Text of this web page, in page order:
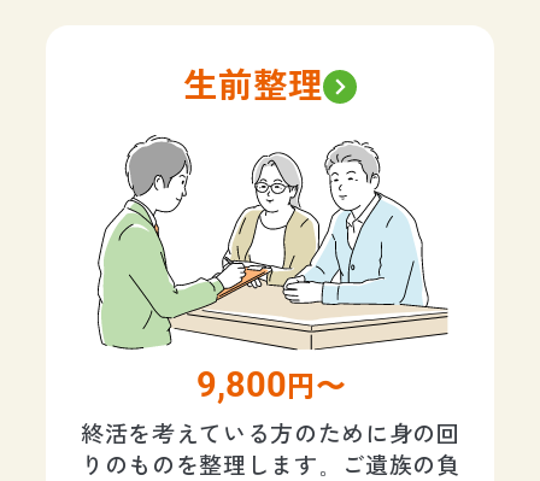
生前整理
9,800 円〜
終活を考えている方のために身の回
りのものを整理します。ご遺族の負